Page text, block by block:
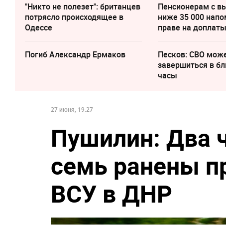
"Никто не полезет": британцев
потрясло происходящее в
Одессе
Пенсионерам с
ниже 35 000
праве на доплаты
Погиб Александр Ермаков
Песков: СВО
завершиться в
часы
27 июня, 19:27
Пушилин: Два
семь ранены
ВСУ в ДНР